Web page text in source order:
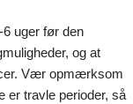
uger før den
og at
Vær opmærksom
er travle perioder, så